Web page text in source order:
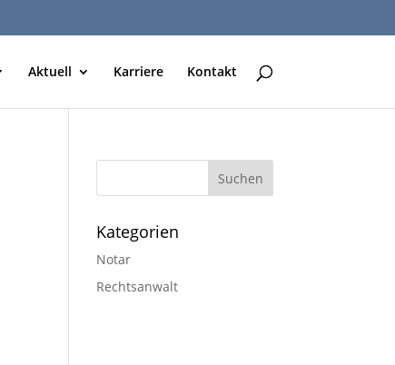
Aktuell Karriere Kontakt
Kategorien
Notar
Rechtsanwalt